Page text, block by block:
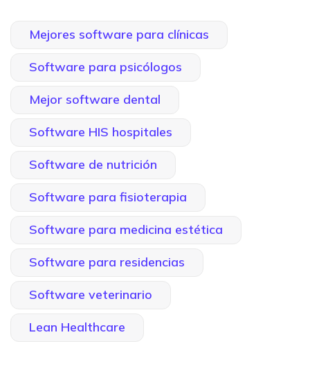
Mejores software para clínicas
Software para psicólogos
Mejor software dental
Software HIS hospitales
Software de nutrición
Software para fisioterapia
Software para medicina estética
Software para residencias
Software veterinario
Lean Healthcare